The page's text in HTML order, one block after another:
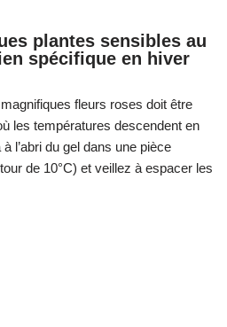
plantes sensibles au
spécifique en hiver
fleurs roses doit être
les températures descendent en
l’abri du gel dans une pièce
de 10°C) et veillez à espacer les